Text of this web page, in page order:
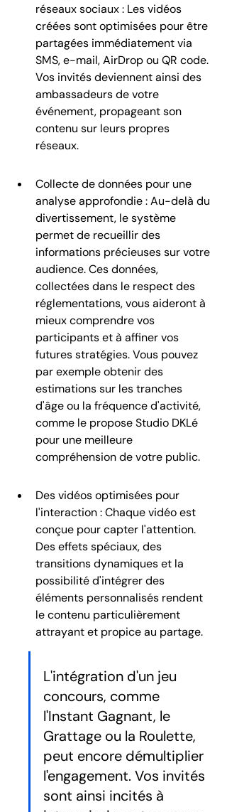
réseaux sociaux : Les vidéos
créées sont optimisées pour être
partagées immédiatement via
SMS, e-mail, AirDrop ou QR code.
Vos invités deviennent ainsi des
ambassadeurs de votre
événement, propageant son
contenu sur leurs propres
réseaux.
Collecte de données pour une
analyse approfondie : Au-delà du
divertissement, le système
permet de recueillir des
informations précieuses sur votre
audience. Ces données,
collectées dans le respect des
réglementations, vous aideront à
mieux comprendre vos
participants et à affiner vos
futures stratégies. Vous pouvez
par exemple obtenir des
estimations sur les tranches
d'âge ou la fréquence d'activité,
comme le propose Studio DKLé
pour une meilleure
compréhension de votre public.
Des vidéos optimisées pour
l'interaction : Chaque vidéo est
conçue pour capter l'attention.
Des effets spéciaux, des
transitions dynamiques et la
possibilité d'intégrer des
éléments personnalisés rendent
le contenu particulièrement
attrayant et propice au partage.
L'intégration d'un jeu
concours, comme
l'Instant Gagnant, le
Grattage ou la Roulette,
peut encore démultiplier
l'engagement. Vos invités
sont ainsi incités à